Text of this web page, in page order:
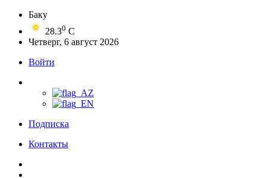
Баку
28.30 C
Четверг, 6 август 2026
Войти
Подписка
Контакты